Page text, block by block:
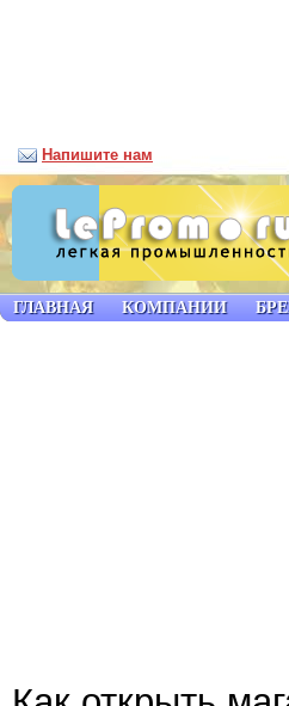
ГЛАВНАЯ КОМПАНИИ
Напишите нам